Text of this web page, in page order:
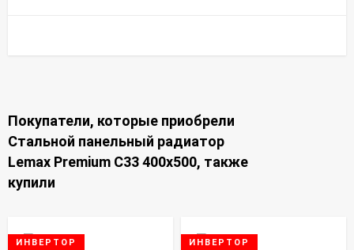
Покупатели, которые приобрели
Стальной панельный радиатор
Lemax Premium C33 400х500, также
купили
ИНВЕРТОР ИНВЕРТОР